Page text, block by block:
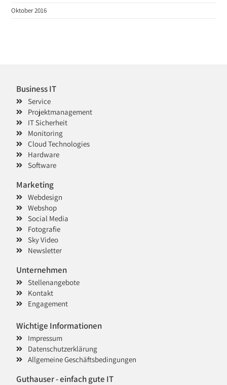
Oktober 2016
Business IT
Service
Projektmanagement
IT Sicherheit
Monitoring
Cloud Technologies
Hardware
Software
Marketing
Webdesign
Webshop
Social Media
Fotografie
Sky Video
Newsletter
Unternehmen
Stellenangebote
Kontakt
Engagement
Wichtige Informationen
Impressum
Datenschutzerklärung
Allgemeine Geschäftsbedingungen
Guthauser - einfach gute IT